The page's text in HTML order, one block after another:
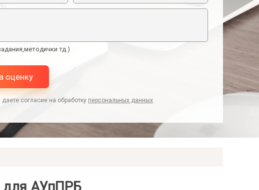
тд.)
оценку
согласие на обработку персональных данных